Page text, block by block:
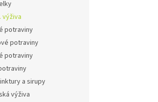
výživa
potraviny
potraviny
potraviny
a sirupy
výživa